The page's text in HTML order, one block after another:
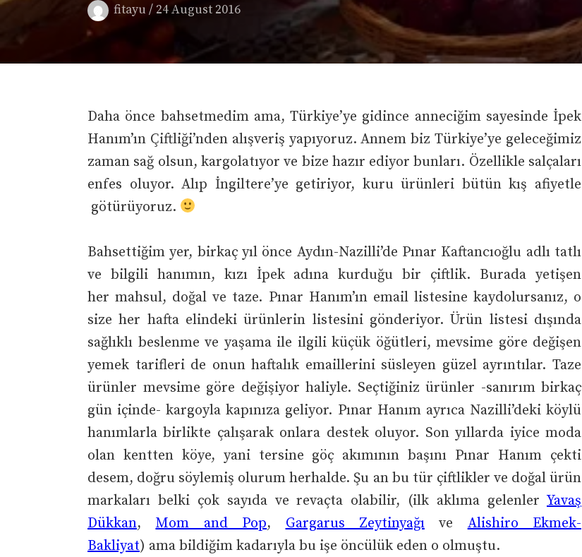
fitayu /24 August 2016
Daha önce bahsetmedim ama, Türkiye’ye gidince anneciğim sayesinde İpek
Hanım’ın Çiftliği’nden alışveriş yapıyoruz. Annem biz Türkiye’ye geleceğimiz
zaman sağ olsun, kargolatıyor ve bize hazır ediyor bunları. Özellikle salçaları
enfes oluyor. Alıp İngiltere’ye getiriyor, kuru ürünleri bütün kış afiyetle
götürüyoruz.
Bahsettiğim yer, birkaç yıl önce Aydın-Nazilli’de Pınar Kaftancıoğlu adlı tatlı
ve bilgili hanımın, kızı İpek adına kurduğu bir çiftlik. Burada yetişen
her mahsul, doğal ve taze. Pınar Hanım’ın email listesine kaydolursanız, o
size her hafta elindeki ürünlerin listesini gönderiyor. Ürün listesi dışında
sağlıklı beslenme ve yaşama ile ilgili küçük öğütleri, mevsime göre değişen
yemek tarifleri de onun haftalık emaillerini süsleyen güzel ayrıntılar. Taze
ürünler mevsime göre değişiyor haliyle. Seçtiğiniz ürünler -sanırım birkaç
gün içinde- kargoyla kapınıza geliyor. Pınar Hanım ayrıca Nazilli’deki köylü
hanımlarla birlikte çalışarak onlara destek oluyor. Son yıllarda iyice moda
olan kentten köye, yani tersine göç akımının başını Pınar Hanım çekti
desem, doğru söylemiş olurum herhalde. Şu an bu tür çiftlikler ve doğal ürün
markaları belki çok sayıda ve revaçta olabilir, (ilk aklıma gelenlerYavaş
Dükkan,Mom and Pop,Gargarus ZeytinyağıveAlishiro Ekmek-
Bakliyat) ama bildiğim kadarıyla bu işe öncülük eden o olmuştu.